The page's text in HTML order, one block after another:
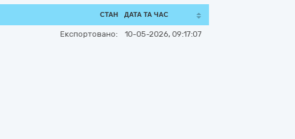
СТАН ДАТА ТА ЧАС
Експортовано: 10-05-2026, 09:17:07